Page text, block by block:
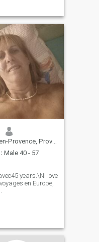
Provence-Alpes-Côte d'Azur, France
Male 40 - 57
years.\Ni love
en Europe,